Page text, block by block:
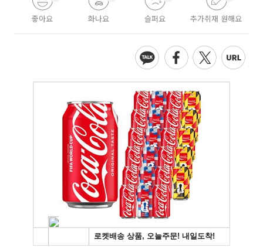
좋아요 화나요 슬퍼요 추가취재 원해요